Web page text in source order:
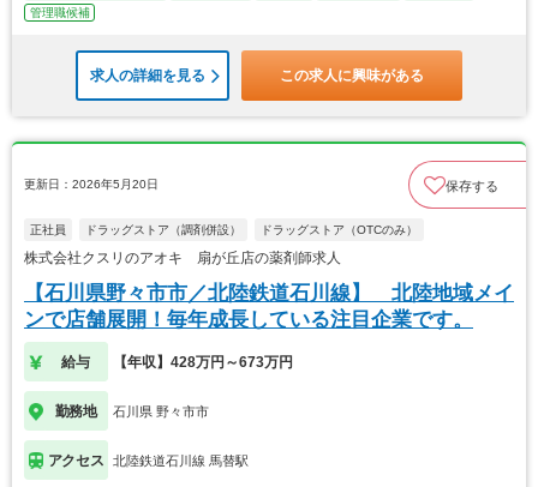
管理職候補
求人の詳細を見る この求人に興味がある
更新日：2026年5月20日 保存する
正社員 ドラッグストア（調剤併設） ドラッグストア（OTCのみ）
株式会社クスリのアオキ 扇が丘店の薬剤師求人
【石川県野々市市／北陸鉄道石川線】 北陸地域メイ
ンで店舗展開！毎年成長している注目企業です。
給与 【年収】428万円～673万円
勤務地 石川県 野々市市
アクセス 北陸鉄道石川線 馬替駅